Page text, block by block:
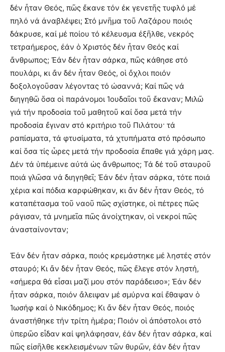
δέν ἦταν Θεός, πῶς ἔκανε τόν ἐκ γενετῆς τυφλό μέ
πηλό νά ἀναβλέψει; Στό μνῆμα τοῦ Λαζάρου ποιός
δάκρυσε, καί μέ ποίου τό κέλευσμα ἐξῆλθε, νεκρός
τετραήμερος, ἐάν ὁ Χριστός δέν ἦταν Θεός καί
ἄνθρωπος; Ἐάν δέν ἦταν σάρκα, πῶς κάθησε στό
πουλάρι, κι ἄν δέν ἦταν Θεός, οἱ ὄχλοι ποιόν
δοξολογοῦσαν λέγοντας τό ὠσαννά; Καί πῶς νά
διηγηθῶ ὅσα οἱ παράνομοι Ἰουδαῖοι τοῦ ἔκαναν; Μιλῶ
γιά τήν προδοσία τοῦ μαθητοῦ καί ὅσα μετά τήν
προδοσία ἔγιναν στό κριτήριο τοῦ Πιλάτου· τά
ραπίσματα, τά φτυσίματα, τά χτυπήματα στό πρόσωπο
καί ὅσα τίς ὧρες μετά τήν προδοσία ἔπαθε γιά χάρη μας.
Δέν τά ὑπέμεινε αὐτά ὡς ἄνθρωπος; Τά δέ τοῦ σταυροῦ
ποιά γλῶσα νά διηγηθεῖ; Ἐάν δέν ἦταν σάρκα, τότε ποιά
χέρια καί πόδια καρφώθηκαν, κι ἄν δέν ἦταν Θεός, τό
καταπέτασμα τοῦ ναοῦ πῶς σχίστηκε, οἱ πέτρες πῶς
ράγισαν, τά μνημεῖα πῶς ἀνοίχτηκαν, οἱ νεκροί πῶς
ἀνασταίνονταν;
Ἐάν δέν ἦταν σάρκα, ποιός κρεμάστηκε μέ ληστές στόν
σταυρό; Κι ἄν δέν ἦταν Θεός, πῶς ἔλεγε στόν ληστή,
«σήμερα θά εἶσαι μαζί μου στόν παράδεισο»; Ἐάν δέν
ἦταν σάρκα, ποιόν ἄλειψαν μέ σμύρνα καί ἔθαψαν ὁ
Ἰωσήφ καί ὁ Νικόδημος; Κι ἄν δέν ἦταν Θεός, ποιός
ἀναστήθηκε τήν τρίτη ἡμέρα; Ποιόν οἱ ἀπόστολοι στό
ὑπερῶο εἶδαν καί ψηλάφησαν, ἐάν δέν ἦταν σάρκα, καί
πῶς εἰσῆλθε κεκλεισμένων τῶν θυρῶν, ἐάν δέν ἦταν